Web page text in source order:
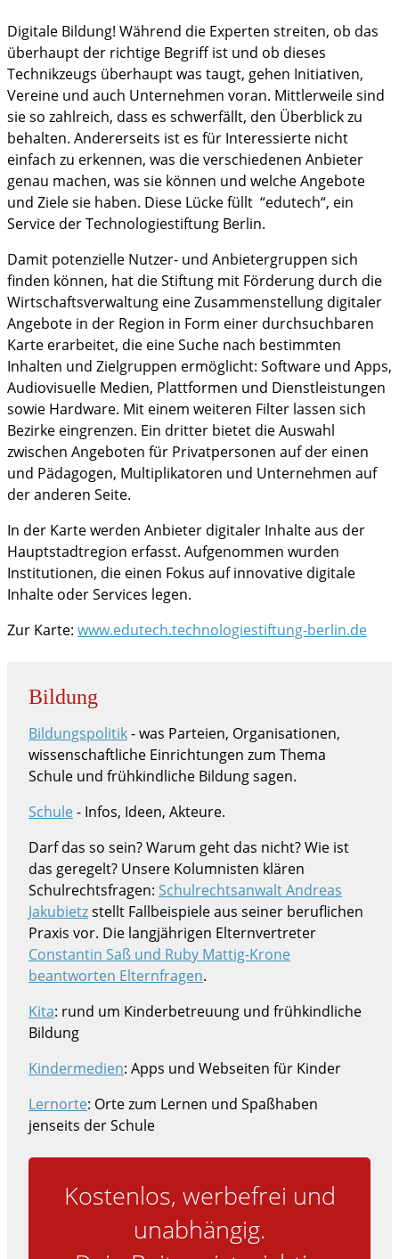
Digitale Bildung! Während die Experten streiten, ob das
überhaupt der richtige Begriff ist und ob dieses
Technikzeugs überhaupt was taugt, gehen Initiativen,
Vereine und auch Unternehmen voran. Mittlerweile sind
sie so zahlreich, dass es schwerfällt, den Überblick zu
behalten. Andererseits ist es für Interessierte nicht
einfach zu erkennen, was die verschiedenen Anbieter
genau machen, was sie können und welche Angebote
und Ziele sie haben. Diese Lücke füllt “edutech“, ein
Service der Technologiestiftung Berlin.
Damit potenzielle Nutzer- und Anbietergruppen sich
finden können, hat die Stiftung mit Förderung durch die
Wirtschaftsverwaltung eine Zusammenstellung digitaler
Angebote in der Region in Form einer durchsuchbaren
Karte erarbeitet, die eine Suche nach bestimmten
Inhalten und Zielgruppen ermöglicht: Software und Apps,
Audiovisuelle Medien, Plattformen und Dienstleistungen
sowie Hardware. Mit einem weiteren Filter lassen sich
Bezirke eingrenzen. Ein dritter bietet die Auswahl
zwischen Angeboten für Privatpersonen auf der einen
und Pädagogen, Multiplikatoren und Unternehmen auf
der anderen Seite.
In der Karte werden Anbieter digitaler Inhalte aus der
Hauptstadtregion erfasst. Aufgenommen wurden
Institutionen, die einen Fokus auf innovative digitale
Inhalte oder Services legen.
Zur Karte: www.edutech.technologiestiftung-berlin.de
Bildung
Bildungspolitik- was Parteien, Organisationen,
wissenschaftliche Einrichtungen zum Thema
Schule und frühkindliche Bildung sagen.
Schule- Infos, Ideen, Akteure.
Darf das so sein? Warum geht das nicht? Wie ist
das geregelt? Unsere Kolumnisten klären
Schulrechtsfragen: Schulrechtsanwalt Andreas
Jakubietzstellt Fallbeispiele aus seiner beruflichen
Praxis vor. Die langjährigen Elternvertreter
Constantin Saß und Ruby Mattig-Krone
beantworten Elternfragen.
Kita: rund um Kinderbetreuung und frühkindliche
Bildung
Kindermedien: Apps und Webseiten für Kinder
Lernorte: Orte zum Lernen und Spaßhaben
jenseits der Schule
Kostenlos, werbefrei und
unabhängig.